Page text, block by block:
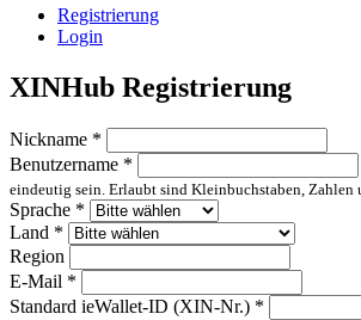
Registrierung
Login
XINHub Registrierung
Nickname *
Benutzername *
eindeutig sein. Erlaubt sind Kleinbuchstaben, Zahlen
Sprache *
Land *
Region
E-Mail *
Standard ieWallet-ID (XIN-Nr.) *